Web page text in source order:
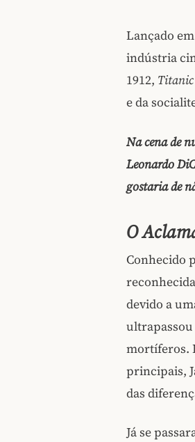
Lançado
indústria
1912, Titanic
e da
Na cena de
Leonardo
gostaria de
O
Conhecido
devido a
ultrapassou
mortíferos.
principais,
das
Já se